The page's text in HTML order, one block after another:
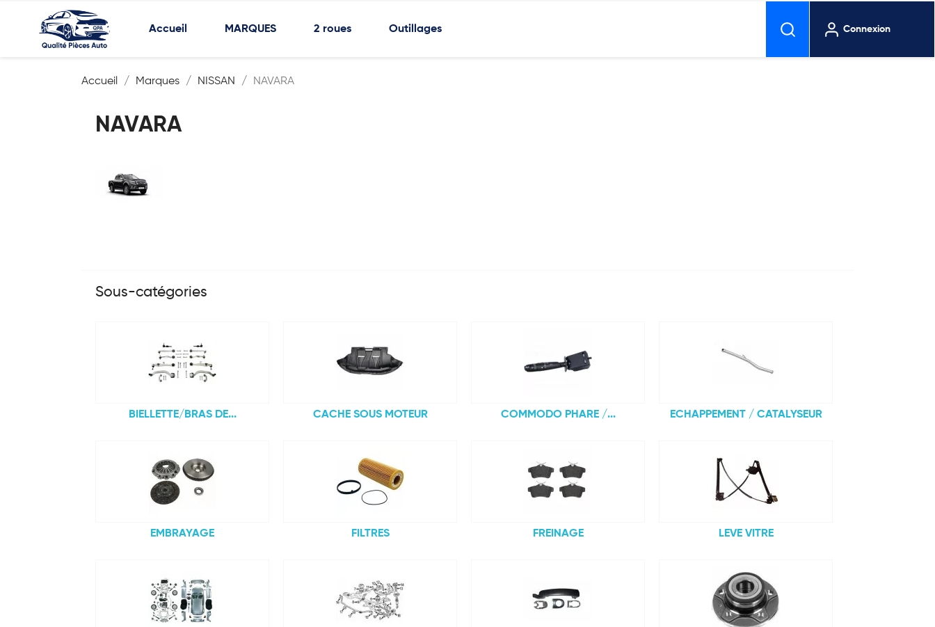
Accueil MARQUES 2 roues Outillages Connexion
Accueil Marques NISSAN NAVARA
NAVARA
Sous-catégories
BIELLETTE/BRAS DE... CACHE SOUS MOTEUR COMMODO PHARE /... ECHAPPEMENT / CATALYSEUR
EMBRAYAGE FILTRES FREINAGE LEVE VITRE